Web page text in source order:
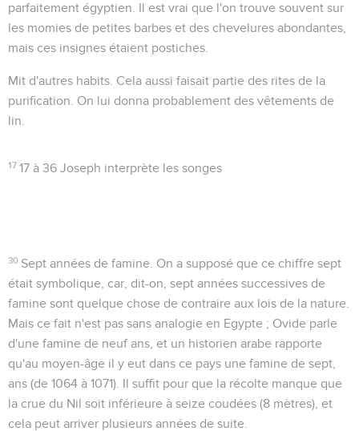
parfaitement égyptien. Il est vrai que l'on trouve souvent sur
les momies de petites barbes et des chevelures abondantes,
mais ces insignes étaient postiches.
Mit d'autres habits . Cela aussi faisait partie des rites de la
purification. On lui donna probablement des vêtements de
lin.
17 17 à 36 Joseph interprète les songes
30 Sept années de famine . On a supposé que ce chiffre sept
était symbolique, car, dit-on, sept années successives de
famine sont quelque chose de contraire aux lois de la nature.
Mais ce fait n'est pas sans analogie en Egypte ; Ovide parle
d'une famine de neuf ans, et un historien arabe rapporte
qu'au moyen-âge il y eut dans ce pays une famine de sept,
ans (de 1064 à 1071). Il suffit pour que la récolte manque que
la crue du Nil soit inférieure à seize coudées (8 mètres), et
cela peut arriver plusieurs années de suite.